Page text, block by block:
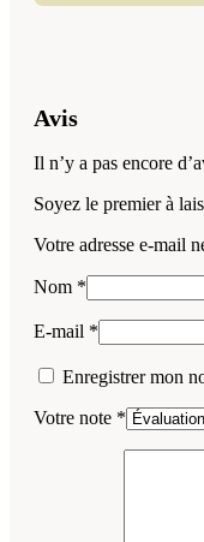
Avis
Il n’y a pas encore
Soyez le premier à
Votre adresse e-mail
Nom *
E-mail *
Enregistrer mon
Votre note *